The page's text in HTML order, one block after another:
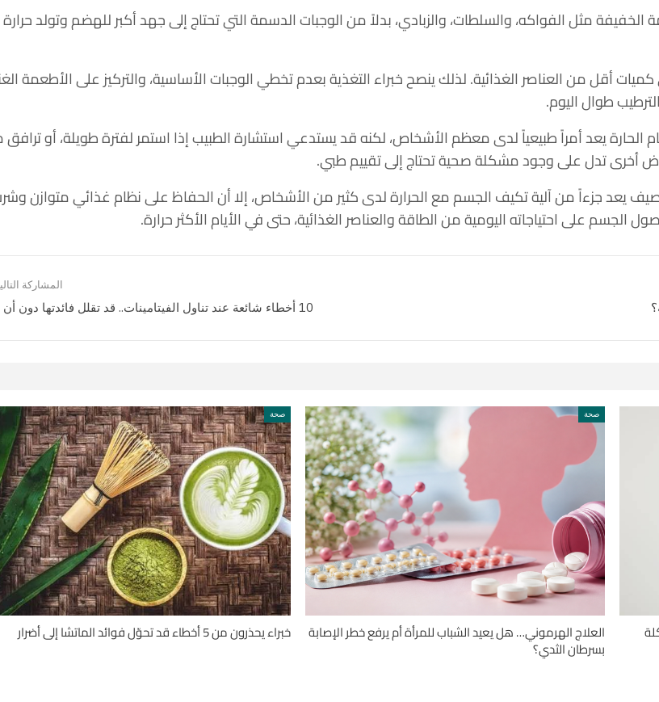
الخفيفة مثل الفواكه، والسلطات، والزبادي، بدلاً من الوجبات الدسمة التي تحتاج إلى جهد أكبر للهضم وتولد حرارة
أقل من العناصر الغذائية. لذلك ينصح خبراء التغذية بعدم تخطي الوجبات الأساسية، والتركيز على الأطعمة
طوال اليوم.
الحارة يعد أمراً طبيعياً لدى معظم الأشخاص، لكنه قد يستدعي استشارة الطبيب إذا استمر لفترة طويلة، أو
أخرى تدل على وجود مشكلة صحية تحتاج إلى تقييم طبي.
يعد جزءاً من آلية تكيف الجسم مع الحرارة لدى كثير من الأشخاص، إلا أن الحفاظ على نظام غذائي متوازن
على احتياجاته اليومية من الطاقة والعناصر الغذائية، حتى في الأيام الأكثر حرارة.
المشاركة
10 أخطاء شائعة عند تناول الفيتامينات.. قد تقلل فائدتها دون أن تدري
صحة
العلاج الهرموني… هل يعيد الشباب للمرأة أم يرفع خطر الإصابة
بسرطان الثدي؟
صحة
خبراء يحذرون من 5 أخطاء قد تحوّل فوائد الماتشا إلى أضرار